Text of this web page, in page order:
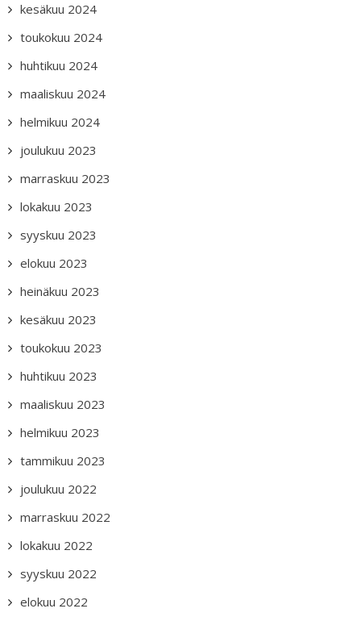
kesäkuu 2024
toukokuu 2024
huhtikuu 2024
maaliskuu 2024
helmikuu 2024
joulukuu 2023
marraskuu 2023
lokakuu 2023
syyskuu 2023
elokuu 2023
heinäkuu 2023
kesäkuu 2023
toukokuu 2023
huhtikuu 2023
maaliskuu 2023
helmikuu 2023
tammikuu 2023
joulukuu 2022
marraskuu 2022
lokakuu 2022
syyskuu 2022
elokuu 2022